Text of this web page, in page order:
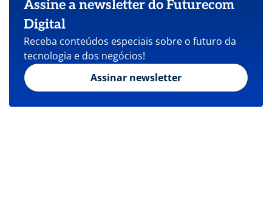
Assine a newsletter do Futurecom
Digital
Receba conteúdos especiais sobre o futuro da
tecnologia e dos negócios!
Assinar newsletter